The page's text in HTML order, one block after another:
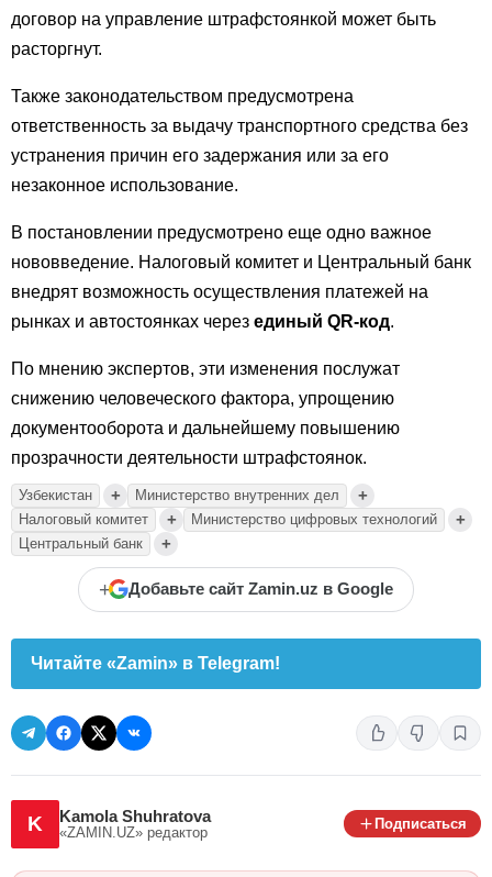
договор на управление штрафстоянкой может быть
расторгнут.
Также законодательством предусмотрена
ответственность за выдачу транспортного средства без
устранения причин его задержания или за его
незаконное использование.
В постановлении предусмотрено еще одно важное
нововведение. Налоговый комитет и Центральный банк
внедрят возможность осуществления платежей на
рынках и автостоянках через единый QR-код.
По мнению экспертов, эти изменения послужат
снижению человеческого фактора, упрощению
документооборота и дальнейшему повышению
прозрачности деятельности штрафстоянок.
Узбекистан + Министерство внутренних дел +
Налоговый комитет + Министерство цифровых технологий +
Центральный банк +
+ Добавьте сайт Zamin.uz в Google
Читайте «Zamin» в Telegram!
K Kamola Shuhratova
«ZAMIN.UZ» редактор
Подписаться